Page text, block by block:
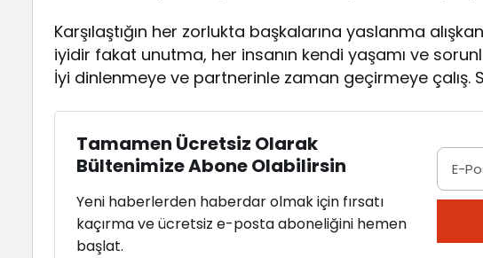
Karşılaştığın her zorlukta başkalarına yaslanma
iyidir fakat unutma, her insanın kendi yaşamı ve
İyi dinlenmeye ve partnerinle zaman geçirmeye çalış.
Tamamen Ücretsiz Olarak
Bültenimize Abone Olabilirsin
Yeni haberlerden haberdar olmak için fırsatı
kaçırma ve ücretsiz e-posta aboneliğini hemen
başlat.